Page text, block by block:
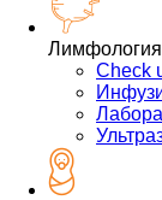
Лимфология
Check